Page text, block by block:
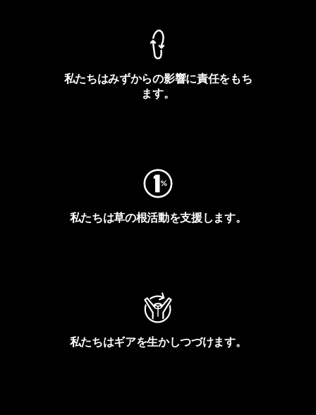
私たちはみずからの影響に責任をもち
ます。
私たちは草の根活動を支援します。
私たちはギアを生かしつづけます。